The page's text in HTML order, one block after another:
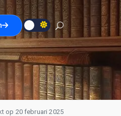
op 20 februari 2025